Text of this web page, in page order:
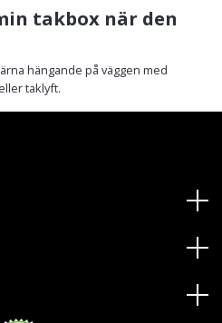
takbox när den
hängande på väggen med
taklyft.